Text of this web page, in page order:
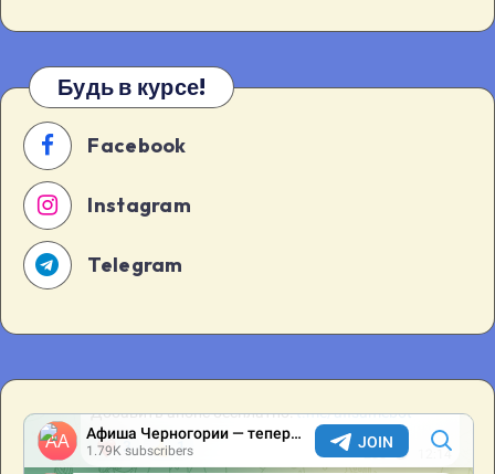
июля
в
19.
Будь в курсе!
Facebook
Instagram
Telegram